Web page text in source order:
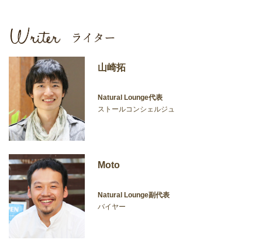
山崎拓
Natural Lounge代表
ストールコンシェルジュ
Moto
Natural Lounge副代表
バイヤー